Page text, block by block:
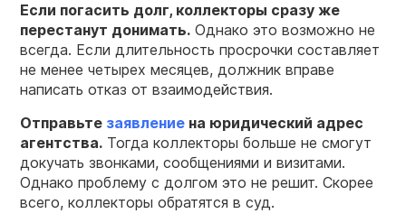
Если погасить долг, коллекторы сразу же
перестанут донимать. Однако это возможно не
всегда. Если длительность просрочки составляет
не менее четырех месяцев, должник вправе
написать отказ от взаимодействия.
Отправьте заявление на юридический адрес
агентства. Тогда коллекторы больше не смогут
докучать звонками, сообщениями и визитами.
Однако проблему с долгом это не решит. Скорее
всего, коллекторы обратятся в суд.